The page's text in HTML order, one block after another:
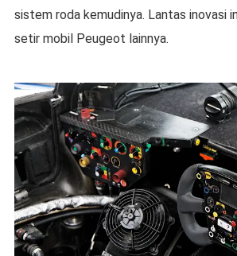
sistem roda kemudinya. Lantas inovasi
setir mobil Peugeot lainnya.